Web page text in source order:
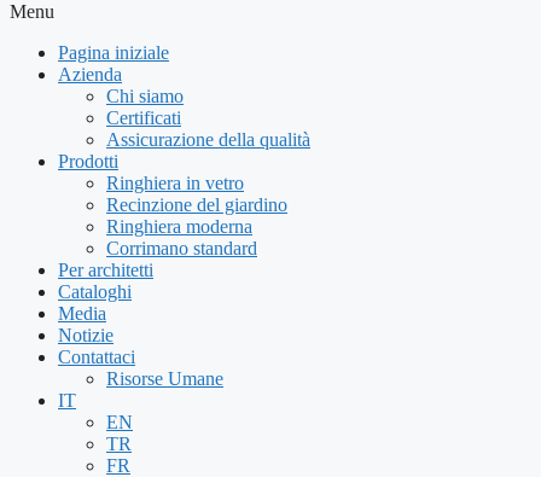
Menu
Pagina iniziale
Azienda
Chi siamo
Certificati
Assicurazione della qualità
Prodotti
Ringhiera in vetro
Recinzione del giardino
Ringhiera moderna
Corrimano standard
Per architetti
Cataloghi
Media
Notizie
Contattaci
Risorse Umane
IT
EN
TR
FR